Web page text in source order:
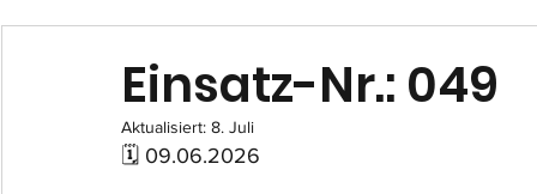
Einsatz-Nr.: 049
Aktualisiert: 8. Juli
🗓 09.06.2026